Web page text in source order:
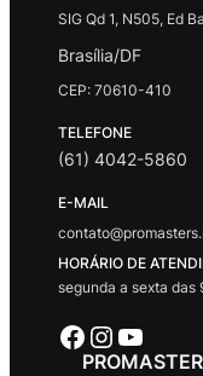
SIG Qd 1, N505, Ed
Brasília/DF
CEP: 70610-410
TELEFONE
(61) 4042-5860
E-MAIL
HORÁRIO DE
segunda a sexta das
Facebook Instagram Youtube